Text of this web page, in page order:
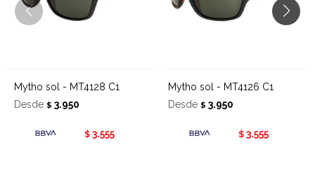
Mytho sol - MT4128 C1
Desde $ 3.950
$ 3.555
Mytho sol - MT4126 C1
Desde $ 3.950
$ 3.555